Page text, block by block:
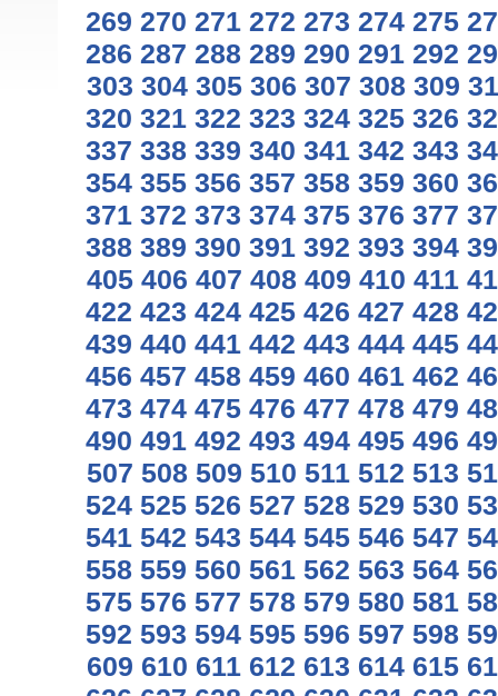
269 270 271 272 273 274 275
286 287 288 289 290 291 292
303 304 305 306 307 308 309
320 321 322 323 324 325 326
337 338 339 340 341 342 343
354 355 356 357 358 359 360
371 372 373 374 375 376 377
388 389 390 391 392 393 394
405 406 407 408 409 410 411
422 423 424 425 426 427 428
439 440 441 442 443 444 445
456 457 458 459 460 461 462
473 474 475 476 477 478 479
490 491 492 493 494 495 496
507 508 509 510 511 512 513
524 525 526 527 528 529 530
541 542 543 544 545 546 547
558 559 560 561 562 563 564
575 576 577 578 579 580 581
592 593 594 595 596 597 598
609 610 611 612 613 614 615